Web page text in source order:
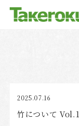
2025.07.16
竹について Vol.1